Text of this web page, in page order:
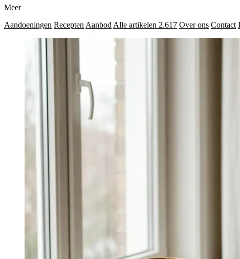
Meer
Aandoeningen Recepten Aanbod Alle artikelen 2.617 Over ons Contact